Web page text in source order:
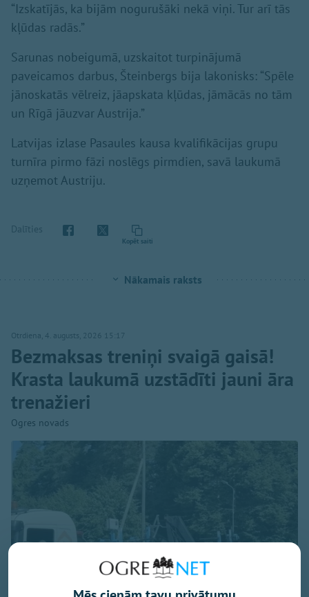
“Izskatījās, ka bijām nogurušāki nekā viņi. Tur arī tās
kļūdas radās.”
Sarunas nobeigumā, uzskaitot turpinājumā
paveicamos darbus, Šteinbergs bija lakonisks: “Spēle
jānoskatās vēlreiz, jāapskata kļūdas, jāmācās no tām
un Rīgā jāuzvar Austrija.”
Latvijas izlase Pasaules kausa kvalifikācijas grupu
turnīra pirmo fāzi noslēgs pirmdien, savā laukumā
uzņemot Austriju.
Dalīties
Kopēt saiti
Nākamais raksts
Otrdiena, 4. augusts, 2026 15:17
Bezmaksas treniņi svaigā gaisā!
Krasta laukumā uzstādīti jauni āra
trenažieri
Ogres novads